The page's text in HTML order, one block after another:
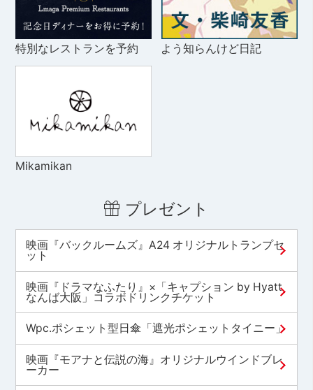
特別なレストランを予約 よう知らんけど日記
Mikamikan
プレゼント
映画『バックルームズ』A24 オリジナルトランプセ
ット
映画『ドラマなふたり』×「キャプション by Hyatt
なんば大阪」コラボドリンクチケット
Wpc.ポシェット型日傘「遮光ポシェットタイニー」
映画『モアナと伝説の海』オリジナルウインドブレ
ーカー